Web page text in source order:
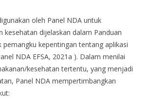
oleh Panel NDA untuk
kesehatan dijelaskan dalam Panduan
kepentingan tentang aplikasi
NDA EFSA, 2021a ). Dalam menilai
kesehatan tertentu, yang menjadi
Panel NDA mempertimbangkan